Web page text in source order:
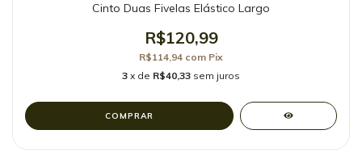
Cinto Duas Fivelas Elástico Largo
R$120,99
R$114,94 com Pix
3 x de R$40,33 sem juros
COMPRAR